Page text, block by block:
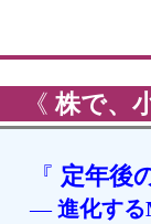
《株で、
『 定年後
―進化す